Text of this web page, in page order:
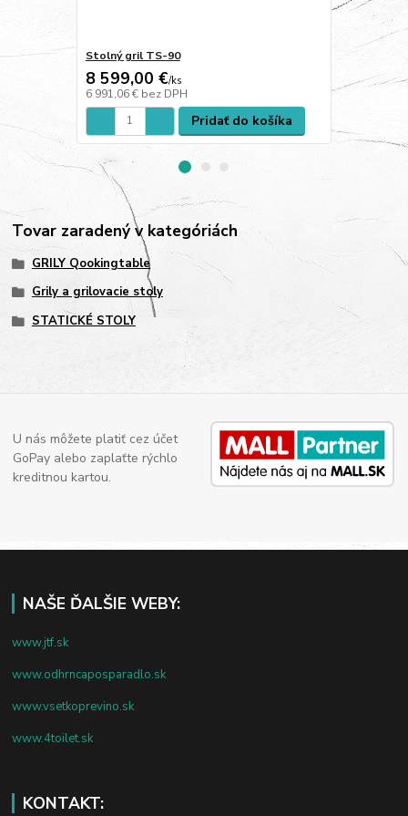
Stolný gril TS-90
8 599,00 €/ks
6 991,06 € bez DPH
Pridať do košíka
12
Tovar zaradený v kategóriách
GRILY Qookingtable
Grily a grilovacie stoly
STATICKÉ STOLY
U nás môžete platiť cez účet
GoPay alebo zaplaťte rýchlo
kreditnou kartou.
NAŠE ĎALŠIE WEBY:
www.jtf.sk
www.odhrncaposparadlo.sk
www.vsetkoprevino.sk
www.4toilet.sk
KONTAKT: